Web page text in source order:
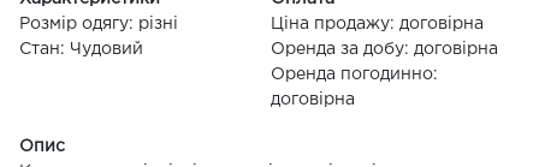
Розмір одягу: різні
Стан: Чудовий
Ціна продажу: договірна
Оренда за добу: договірна
Оренда погодинно:
договірна
Опис